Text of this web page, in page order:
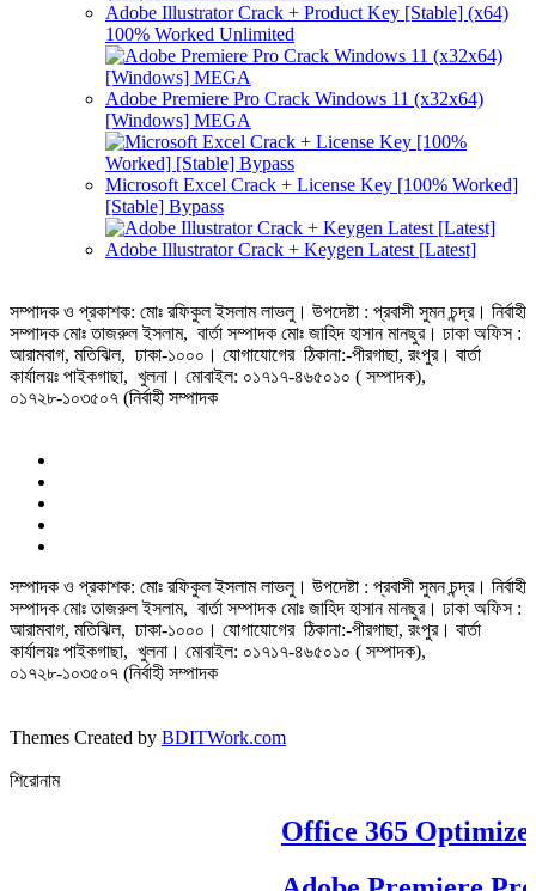
Adobe Illustrator Crack + Product Key [Stable] (x64)
100% Worked Unlimited
Adobe Premiere Pro Crack Windows 11 (x32x64)
[Windows] MEGA
Microsoft Excel Crack + License Key [100% Worked]
[Stable] Bypass
Adobe Illustrator Crack + Keygen Latest [Latest]
সম্পাদক ও প্রকাশক: মোঃ রফিকুল ইসলাম লাভলু। উপদেষ্টা : প্রবাসী সুমন চন্দ্র। নির্বাহী
সম্পাদক মোঃ তাজরুল‌‌ ইসলাম, বার্তা সম্পাদক মোঃ জাহিদ হাসান মানছুর। ঢাকা অফিস :
আরামবাগ, মতিঝিল, ঢাকা-১০০০। যোগাযোগের ঠিকানা:-পীরগাছা‌, রংপুর। বার্তা
কার্যালয়ঃ পাইকগাছা, খুলনা। মোবাইল: ০১৭১৭-৪৬৫০১০ ( সম্পাদক),
০১৭২৮-১০৩৫০৭ (নির্বাহী সম্পাদক
সম্পাদক ও প্রকাশক: মোঃ রফিকুল ইসলাম লাভলু। উপদেষ্টা : প্রবাসী সুমন চন্দ্র। নির্বাহী
সম্পাদক মোঃ তাজরুল‌‌ ইসলাম, বার্তা সম্পাদক মোঃ জাহিদ হাসান মানছুর। ঢাকা অফিস :
আরামবাগ, মতিঝিল, ঢাকা-১০০০। যোগাযোগের ঠিকানা:-পীরগাছা‌, রংপুর। বার্তা
কার্যালয়ঃ পাইকগাছা, খুলনা। মোবাইল: ০১৭১৭-৪৬৫০১০ ( সম্পাদক),
০১৭২৮-১০৩৫০৭ (নির্বাহী সম্পাদক
Themes Created by BDITWork.com
শিরোনাম
Office 365